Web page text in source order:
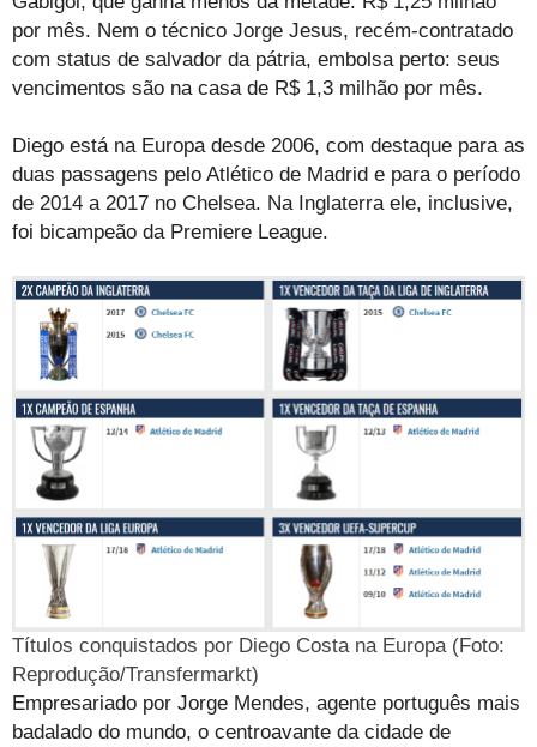
por mês. Nem o técnico Jorge Jesus, recém-contratado
com status de salvador da pátria, embolsa perto: seus
vencimentos são na casa de R$ 1,3 milhão por mês.
Diego está na Europa desde 2006, com destaque para as
duas passagens pelo Atlético de Madrid e para o período
de 2014 a 2017 no Chelsea. Na Inglaterra ele, inclusive,
foi bicampeão da Premiere League.
Títulos conquistados por Diego Costa na Europa (Foto:
Reprodução/Transfermarkt)
Empresariado por Jorge Mendes, agente português mais
badalado do mundo, o centroavante da cidade de